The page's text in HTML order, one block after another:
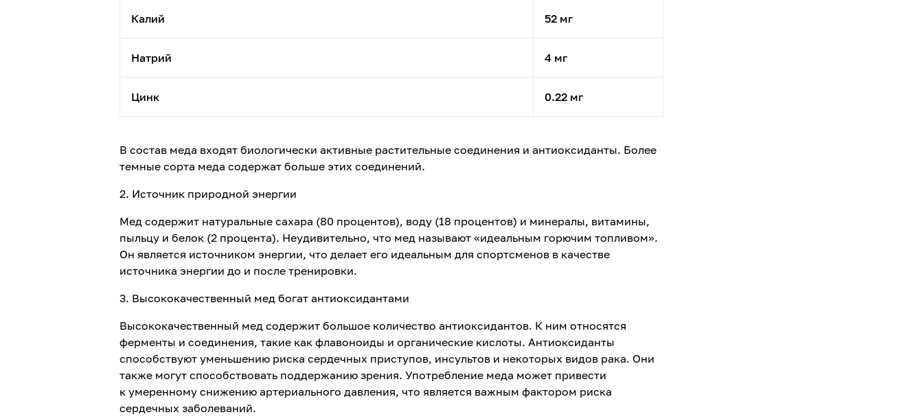
Калий 52 мг
Натрий 4 мг
Цинк 0.22 мг
В состав меда входят биологически активные растительные соединения и антиоксиданты. Более
темные сорта меда содержат больше этих соединений.
2. Источник природной энергии
Мед содержит натуральные сахара (80 процентов), воду (18 процентов) и минералы, витамины,
пыльцу и белок (2 процента). Неудивительно, что мед называют «идеальным горючим топливом».
Он является источником энергии, что делает его идеальным для спортсменов в качестве
источника энергии до и после тренировки.
3. Высококачественный мед богат антиоксидантами
Высококачественный мед содержит большое количество антиоксидантов. К ним относятся
ферменты и соединения, такие как флавоноиды и органические кислоты. Антиоксиданты
способствуют уменьшению риска сердечных приступов, инсультов и некоторых видов рака. Они
также могут способствовать поддержанию зрения. Употребление меда может привести
к умеренному снижению артериального давления, что является важным фактором риска
сердечных заболеваний.